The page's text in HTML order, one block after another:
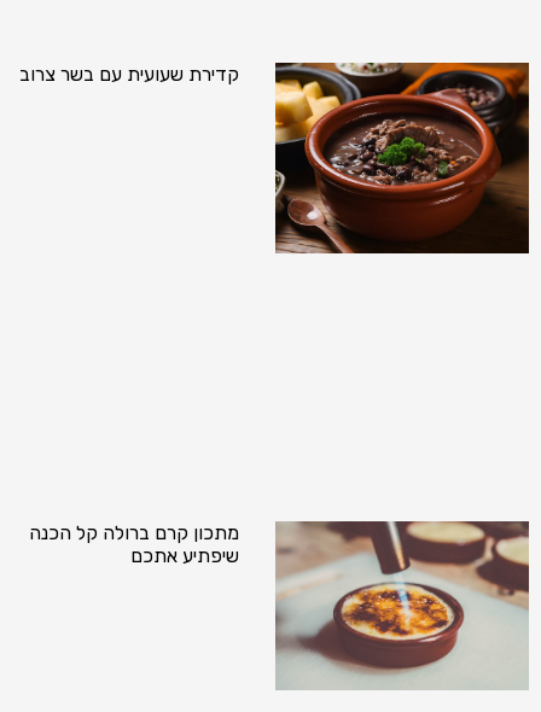
קדירת שעועית עם בשר צרוב
מתכון קרם ברולה קל הכנה
שיפתיע אתכם